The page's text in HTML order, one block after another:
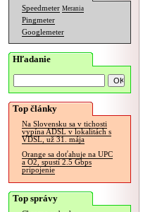
Speedmeter Merania
Pingmeter
Googlemeter
Hľadanie
Top články
Na Slovensku sa v tichosti
vypína ADSL v lokalitách s
VDSL, už 31. mája
Orange sa doťahuje na UPC
a O2, spustí 2.5 Gbps
pripojenie
Top správy